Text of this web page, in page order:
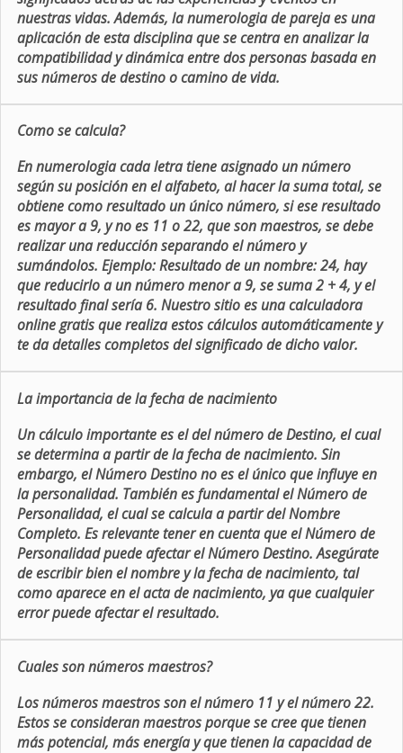
nuestras vidas. Además, la numerologia de pareja es una
aplicación de esta disciplina que se centra en analizar la
compatibilidad y dinámica entre dos personas basada en
sus números de destino o camino de vida.
Como se calcula?
En numerologia cada letra tiene asignado un número
según su posición en el alfabeto, al hacer la suma total, se
obtiene como resultado un único número, si ese resultado
es mayor a 9, y no es 11 o 22, que son maestros, se debe
realizar una reducción separando el número y
sumándolos. Ejemplo: Resultado de un nombre: 24, hay
que reducirlo a un número menor a 9, se suma 2 + 4, y el
resultado final sería 6. Nuestro sitio es una calculadora
online gratis que realiza estos cálculos automáticamente y
te da detalles completos del significado de dicho valor.
La importancia de la fecha de nacimiento
Un cálculo importante es el del número de Destino, el cual
se determina a partir de la fecha de nacimiento. Sin
embargo, el Número Destino no es el único que influye en
la personalidad. También es fundamental el Número de
Personalidad, el cual se calcula a partir del Nombre
Completo. Es relevante tener en cuenta que el Número de
Personalidad puede afectar el Número Destino. Asegúrate
de escribir bien el nombre y la fecha de nacimiento, tal
como aparece en el acta de nacimiento, ya que cualquier
error puede afectar el resultado.
Cuales son números maestros?
Los números maestros son el número 11 y el número 22.
Estos se consideran maestros porque se cree que tienen
más potencial, más energía y que tienen la capacidad de